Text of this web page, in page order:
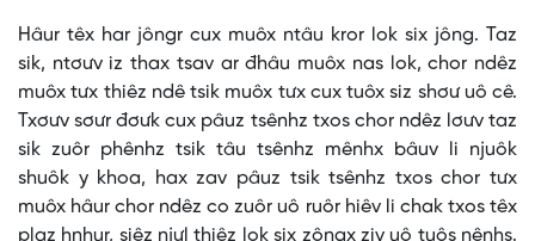
Hâur têx har jôngr cux muôx ntâu kror lok six jông. Taz
sik, ntơưv iz thax tsav ar đhâu muôx nas lok, chor ndêz
muôx tưx thiêz ndê tsik muôx tưx cux tuôx siz shơư uô cê.
Txơưv sơưr đơưk cux pâuz tsênhz txos chor ndêz lơưv taz
sik zuôr phênhz tsik tâu tsênhz mênhx bâuv li njuôk
shuôk y khoa, hax zav pâuz tsik tsênhz txos chor tưx
muôx hâur chor ndêz co zuôr uô ruôr hiêv li chak txos têx
plaz hnhur, siêz njưl thiêz lok six zôngx ziv uô tuôs nênhs.